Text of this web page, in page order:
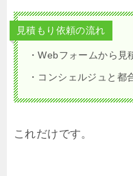
見積もり依頼の流れ
・Webフォームから見
・コンシェルジュと都
これだけです。